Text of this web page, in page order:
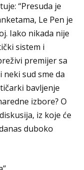
“Presuda je
Le Pen je
Iako nikada nije
sistem i
premijer sa
neki sud sme da
bavljenje
izbore? O
iz koje će
duboko